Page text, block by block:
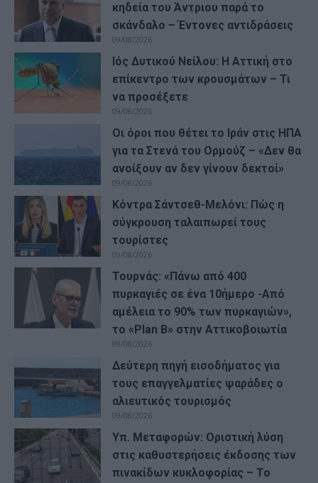
κηδεία του Άντριου παρά το
σκάνδαλο – Έντονες αντιδράσεις
09/08/2026
Ιός Δυτικού Νείλου: Η Αττική στο
επίκεντρο των κρουσμάτων – Τι
να προσέξετε
09/08/2026
Οι όροι που θέτει το Ιράν στις ΗΠΑ
για τα Στενά του Ορμούζ – «Δεν θα
ανοίξουν αν δεν γίνουν δεκτοί»
09/08/2026
Κόντρα Σάντσεθ-Μελόνι: Πώς η
σύγκρουση ταλαιπωρεί τους
τουρίστες
09/08/2026
Τουρνάς: «Πάνω από 400
πυρκαγιές σε ένα 10ήμερο -Από
αμέλεια το 90% των πυρκαγιών»,
το «Plan B» στην Αττικοβοιωτία
09/08/2026
Δεύτερη πηγή εισοδήματος για
τους επαγγελματίες ψαράδες ο
αλιευτικός τουρισμός
09/08/2026
Υπ. Μεταφορών: Οριστική λύση
στις καθυστερήσεις έκδοσης των
πινακίδων κυκλοφορίας – Το